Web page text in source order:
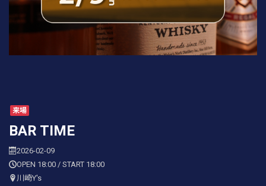
来場
BAR TIME
2026-02-09
OPEN 18:00 / START 18:00
川崎Y's